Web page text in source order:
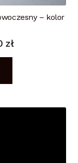
– kolor
zł